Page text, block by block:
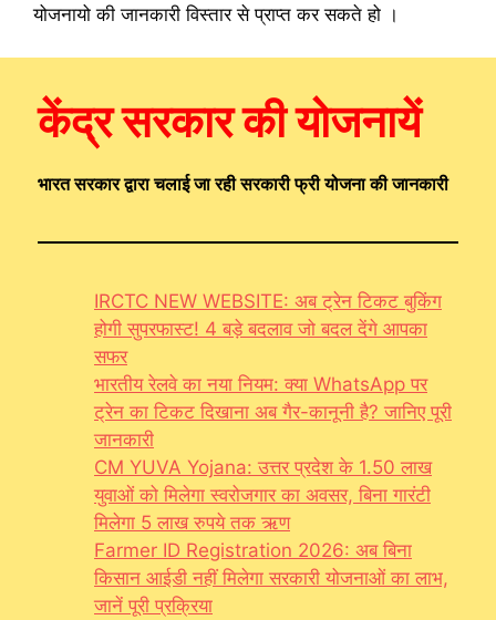
योजनायो की जानकारी विस्तार से प्राप्त कर सकते हो ।
केंद्र सरकार की योजनायें
भारत सरकार द्वारा चलाई जा रही सरकारी फ्री योजना की जानकारी
IRCTC NEW WEBSITE: अब ट्रेन टिकट बुकिंग
होगी सुपरफास्ट! 4 बड़े बदलाव जो बदल देंगे आपका
सफर
भारतीय रेलवे का नया नियम: क्या WhatsApp पर
ट्रेन का टिकट दिखाना अब गैर-कानूनी है? जानिए पूरी
जानकारी
CM YUVA Yojana: उत्तर प्रदेश के 1.50 लाख
युवाओं को मिलेगा स्वरोजगार का अवसर, बिना गारंटी
मिलेगा 5 लाख रुपये तक ऋण
Farmer ID Registration 2026: अब बिना
किसान आईडी नहीं मिलेगा सरकारी योजनाओं का लाभ,
जानें पूरी प्रक्रिया